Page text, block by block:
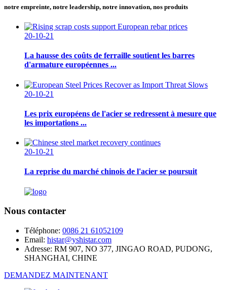
notre empreinte, notre leadership, notre innovation, nos produits
20-10-21
La hausse des coûts de ferraille soutient les barres
d'armature européennes ...
20-10-21
Les prix européens de l'acier se redressent à mesure que
les importations ...
20-10-21
La reprise du marché chinois de l'acier se poursuit
Nous contacter
Téléphone: 0086 21 61052109
Email: histar@yshistar.com
Adresse: RM 907, NO 377, JINGAO ROAD, PUDONG,
SHANGHAI, CHINE
DEMANDEZ MAINTENANT